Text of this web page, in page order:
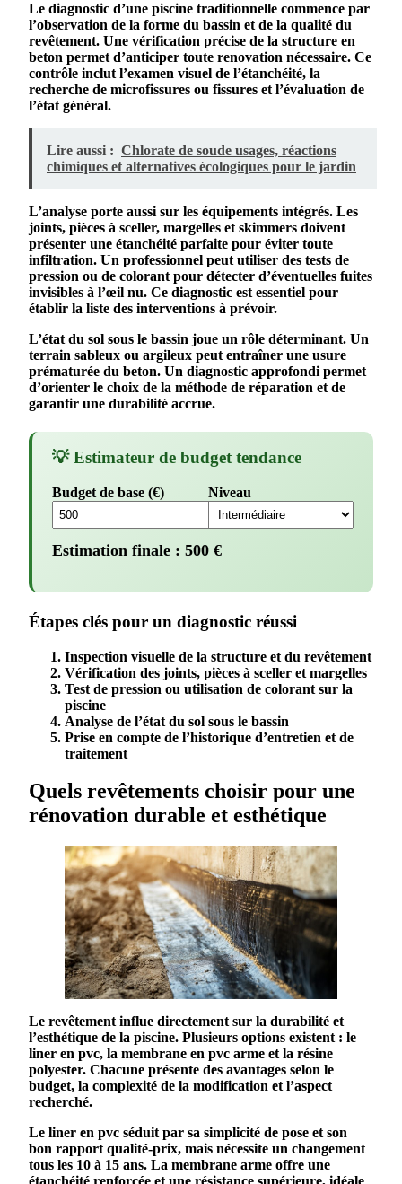
Le diagnostic d’une piscine traditionnelle commence par
l’observation de la forme du bassin et de la qualité du
revêtement. Une vérification précise de la structure en
beton permet d’anticiper toute renovation nécessaire. Ce
contrôle inclut l’examen visuel de l’étanchéité, la
recherche de microfissures ou fissures et l’évaluation de
l’état général.
Lire aussi : Chlorate de soude usages, réactions
chimiques et alternatives écologiques pour le jardin
L’analyse porte aussi sur les équipements intégrés. Les
joints, pièces à sceller, margelles et skimmers doivent
présenter une étanchéité parfaite pour éviter toute
infiltration. Un professionnel peut utiliser des tests de
pression ou de colorant pour détecter d’éventuelles fuites
invisibles à l’œil nu. Ce diagnostic est essentiel pour
établir la liste des interventions à prévoir.
L’état du sol sous le bassin joue un rôle déterminant. Un
terrain sableux ou argileux peut entraîner une usure
prématurée du beton. Un diagnostic approfondi permet
d’orienter le choix de la méthode de réparation et de
garantir une durabilité accrue.
💡 Estimateur de budget tendance
Budget de base (€) Niveau
Estimation finale : 500 €
Étapes clés pour un diagnostic réussi
Inspection visuelle de la structure et du revêtement
Vérification des joints, pièces à sceller et margelles
Test de pression ou utilisation de colorant sur la
piscine
Analyse de l’état du sol sous le bassin
Prise en compte de l’historique d’entretien et de
traitement
Quels revêtements choisir pour une
rénovation durable et esthétique
Le revêtement influe directement sur la durabilité et
l’esthétique de la piscine. Plusieurs options existent : le
liner en pvc, la membrane en pvc arme et la résine
polyester. Chacune présente des avantages selon le
budget, la complexité de la modification et l’aspect
recherché.
Le liner en pvc séduit par sa simplicité de pose et son
bon rapport qualité-prix, mais nécessite un changement
tous les 10 à 15 ans. La membrane arme offre une